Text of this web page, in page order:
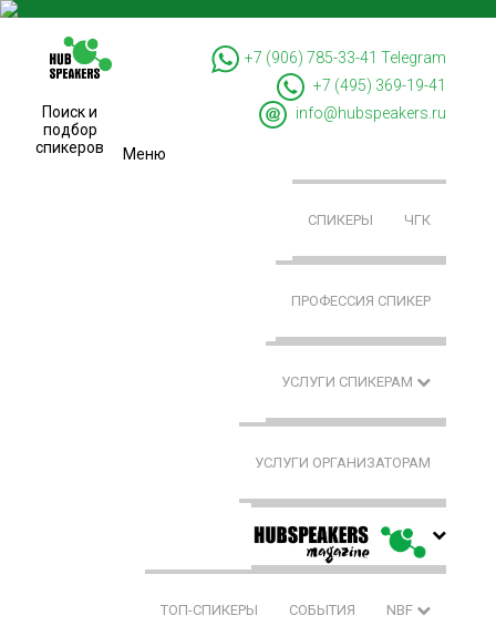
Поиск и
подбор
спикеров
+7 (906) 785-33-41 Telegram
+7 (495) 369-19-41
info@hubspeakers.ru
Меню
СПИКЕРЫ ЧГК
ПРОФЕССИЯ СПИКЕР
УСЛУГИ СПИКЕРАМ
УСЛУГИ ОРГАНИЗАТОРАМ
ТОП-СПИКЕРЫ СОБЫТИЯ NBF